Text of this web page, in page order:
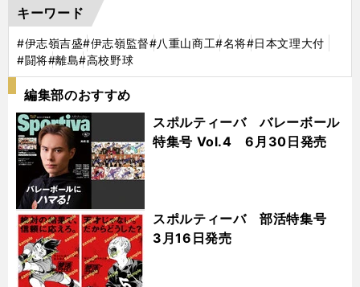
キーワード
#伊志嶺吉盛#伊志嶺監督#八重山商工#名将#日本文理大付
#闘将#離島#高校野球
編集部のおすすめ
スポルティーバ バレーボール
特集号 Vol.4 6月30日発売
スポルティーバ 部活特集号
3月16日発売